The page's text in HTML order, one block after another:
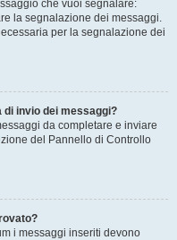
che vuoi segnalare:
la segnalazione dei messaggi.
per la segnalazione dei
di invio dei messaggi?
da completare e inviare
del Pannello di Controllo
i messaggi inseriti devono